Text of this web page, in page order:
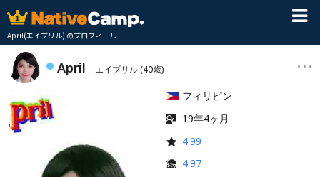
April(エイプリル) のプロフィール
April エイプリル(40歳)
フィリピン
19年4ヶ月
4.99
4.97